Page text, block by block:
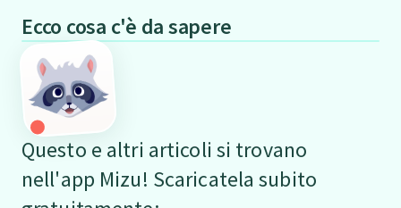
Ecco cosa c'è da sapere
Questo e altri articoli si trovano
nell'app Mizu! Scaricatela subito